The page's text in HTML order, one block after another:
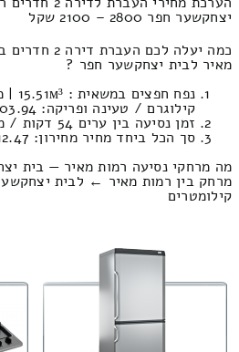
יצחקשער חפר 2800 – 2100 שקל
כמה יעלה לכם
מאיר לבית יצחקשער חפר ?
קילוגרם / טעינה ופריקה: 1603.94 ₪
זמן נסיעה בין ערים 54 דקות / מחיר נסיעה 637.28 שקל
סך הכל ביחד מחיר מחירון: 2312.47 שח
מה מרחקי נסיעה רמות מאיר — בית
קילומטרים